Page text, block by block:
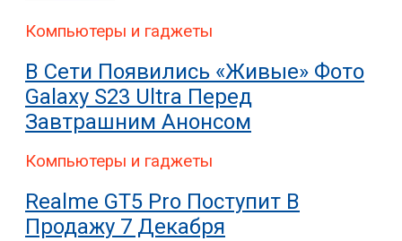
Компьютеры и гаджеты
В Сети Появились «живые» Фото
Galaxy S23 Ultra Перед
Завтрашним Анонсом
Компьютеры и гаджеты
Realme GT5 Pro Поступит В
Продажу 7 Декабря